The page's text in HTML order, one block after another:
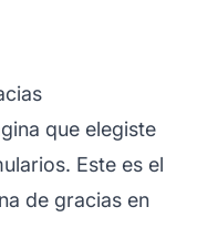
que elegiste
Este es el
de gracias en